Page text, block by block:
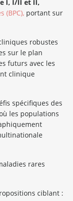
I, I/II et II,
(BPC),portant sur
robustes
sur le plan
futurs avec les
clinique
spécifiques des
les populations
rares
ciblant :